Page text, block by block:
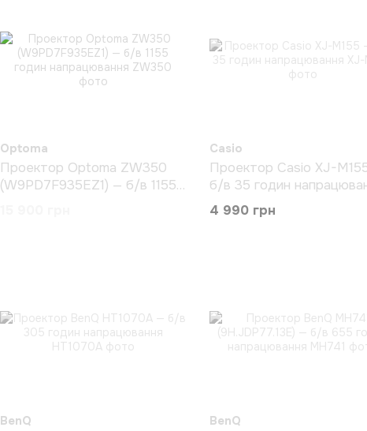
Optoma
Проектор Optoma ZW350
(W9PD7F935EZ1) — б/в 1155
Casio
Проектор Casio XJ-
б/в 35 годин
4 990 грн
BenQ BenQ